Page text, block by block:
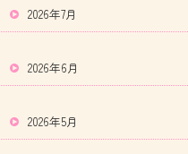
2026年7月
2026年6月
2026年5月